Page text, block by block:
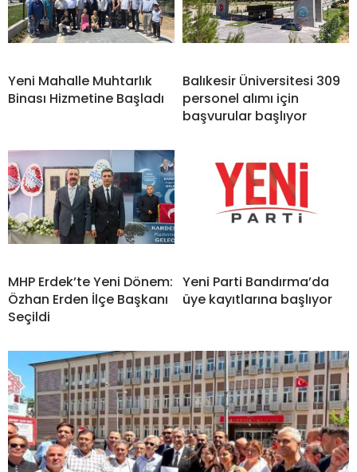
Yeni Mahalle Muhtarlık
Binası Hizmetine Başladı
Balıkesir Üniversitesi 309
personel alımı için
başvurular başlıyor
MHP Erdek’te Yeni Dönem:
Özhan Erden İlçe Başkanı
Seçildi
Yeni Parti Bandırma’da
üye kayıtlarına başlıyor